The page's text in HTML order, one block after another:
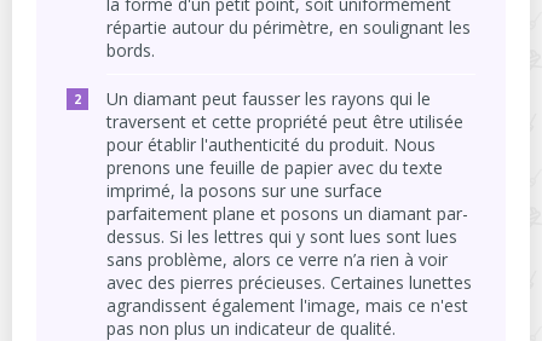
répartie autour du périmètre, en soulignant les
bords.
Un diamant peut fausser les rayons qui le
traversent et cette propriété peut être utilisée
pour établir l'authenticité du produit. Nous
prenons une feuille de papier avec du texte
imprimé, la posons sur une surface
parfaitement plane et posons un diamant par-
dessus. Si les lettres qui y sont lues sont lues
sans problème, alors ce verre n’a rien à voir
avec des pierres précieuses. Certaines lunettes
agrandissent également l'image, mais ce n'est
pas non plus un indicateur de qualité.